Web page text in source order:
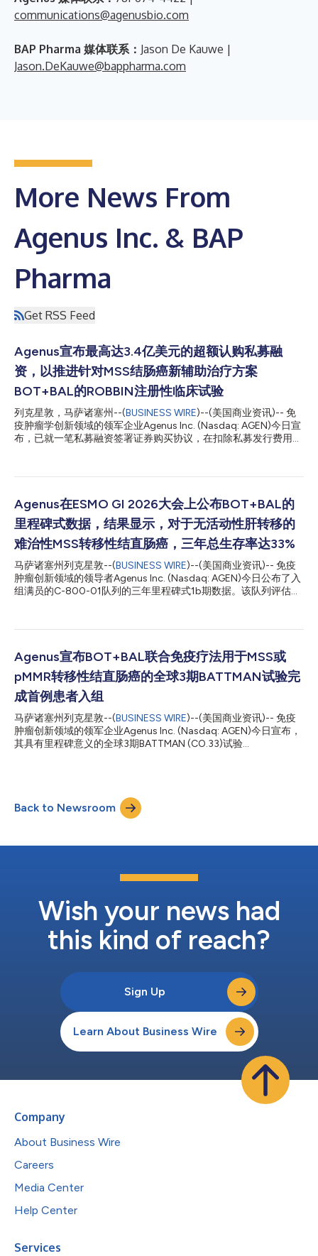
communications@agenusbio.com
BAP Pharma 媒体联系： Jason De Kauwe |
Jason.DeKauwe@bappharma.com
More News From
Agenus Inc. & BAP
Pharma
Get RSS Feed
Agenus宣布最高达3.4亿美元的超额认购私募融
资，以推进针对MSS结肠癌新辅助治疗方案
BOT+BAL的ROBBIN注册性临床试验
列克星敦，马萨诸塞州--(BUSINESS WIRE)--(美国商业资讯)-- 免
疫肿瘤学创新领域的领军企业Agenus Inc. (Nasdaq: AGEN)今日宣
布，已就一笔私募融资签署证券购买协议，在扣除私募发行费用
由Commodore Capital牵头，RA Capital Management、
资的净收益将用于支持Agenus将博滕西利单抗（botensilimab）
和巴尔斯利单抗（balstilimab）（BOT+BAL）作为微卫星稳定型
（MSS）结肠癌新辅助治疗的战略重点，包括推进该公司计划在微
卫星稳定型（MSS）结肠癌领域开展的III期新辅助治疗注册性试验
ROBBIN1。在美国，高危II期和Ⅲ期微卫星稳定型（MSS）结肠癌患
者每年估计有38,000例，全球则超过200,000例2，这意味着美
国市场每年可触达的销售机会估计超过70亿美元，而过去20多年
间，该领域尚...
Agenus在ESMO GI 2026大会上公布BOT+BAL的
里程碑式数据，结果显示，对于无活动性肝转移的
难治性MSS转移性结直肠癌，三年总生存率达33%
马萨诸塞州列克星敦--(BUSINESS WIRE)--(美国商业资讯)-- 免疫
肿瘤创新领域的领导者Agenus Inc. (Nasdaq: AGEN)今日公布了入
组满员的C-800-01队列的三年里程碑式1b期数据。该队列评估了
型(MSS)转移性结直肠癌(mCRC)患者中的疗效。该数据于7月2日
GI)大会上公布。 BOT+BAL方案在既往接受过重度预治疗的患者群
体中展现了具有临床意义的长期生存获益。这类患者群体历来从传
统免疫检查点抑制剂中获益有限，且在标准治疗进展后很少有持久
的治疗方案。随着随访时间的延长，患者的中位总生存期达到21.2
个月，三年总生存率为33%，Kaplan-Meier曲线显示在两年后出现
平台期。 在相关分析中，针对无活动性肝转移的难治性MSS
mCRC，现有的后线标准治疗方案的历史中位总生存期约为10–14
个月。这反映出在此类治疗环境中，过去极少有...
Agenus宣布BOT+BAL联合免疫疗法用于MSS或
pMMR转移性结直肠癌的全球3期BATTMAN试验完
成首例患者入组
马萨诸塞州列克星敦--(BUSINESS WIRE)--(美国商业资讯)-- 免疫
肿瘤创新领域的领军企业Agenus Inc. (Nasdaq: AGEN)今日宣布，
其具有里程碑意义的全球3期BATTMAN (CO.33)试验
复正常型(pMMR)转移性结直肠癌(mCRC)患者的疗效，这类患者长
期以来被认为对免疫治疗耐药。 本研究为协作组临床试验，由加
拿大的Canadian Cancer Trials Group (CCTG)牵头，在加拿大、
分属CCTG、澳大利亚GI Cancer Trials和法国消化肿瘤研究合作联
络。BATTMAN (CO.33)试验作为BOT+BAL的注册支持性研究，计
划入组约830名患者，并有望...
Back to Newsroom
Wish your news had
this kind of reach?
Sign Up
Learn About Business Wire
Company
About Business Wire
Careers
Media Center
Help Center
Services